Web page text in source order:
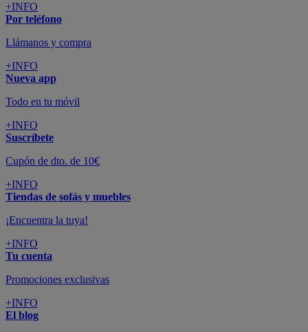
+INFO
Por teléfono
Llámanos y compra
+INFO
Nueva app
Todo en tu móvil
+INFO
Suscríbete
Cupón de dto. de 10€
+INFO
Tiendas de sofás y muebles
¡Encuentra la tuya!
+INFO
Tu cuenta
Promociones exclusivas
+INFO
El blog